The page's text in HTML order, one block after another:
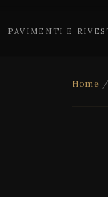
PAVIMENTI E
Home /